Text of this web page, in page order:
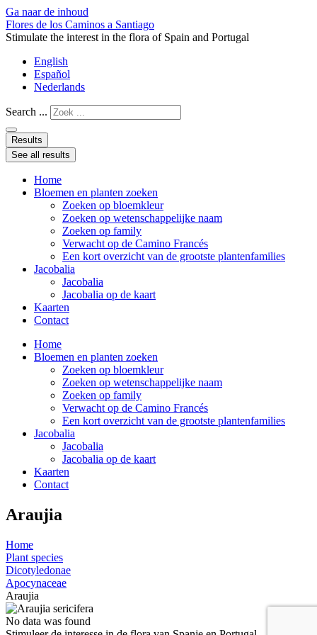
Ga naar de inhoud
Flores de los Caminos a Santiago
Stimulate the interest in the flora of Spain and Portugal
English
Español
Nederlands
Search ...
Results
See all results
Home
Bloemen en planten zoeken
Zoeken op bloemkleur
Zoeken op wetenschappelijke naam
Zoeken op family
Verwacht op de Camino Francés
Een kort overzicht van de grootste plantenfamilies
Jacobalia
Jacobalia
Jacobalia op de kaart
Kaarten
Contact
Home
Bloemen en planten zoeken
Zoeken op bloemkleur
Zoeken op wetenschappelijke naam
Zoeken op family
Verwacht op de Camino Francés
Een kort overzicht van de grootste plantenfamilies
Jacobalia
Jacobalia
Jacobalia op de kaart
Kaarten
Contact
Araujia
Home
Plant species
Dicotyledonae
Apocynaceae
Araujia
No data was found